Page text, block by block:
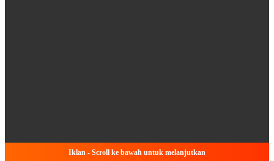
Iklan - Scroll ke bawah untuk melanjutkan